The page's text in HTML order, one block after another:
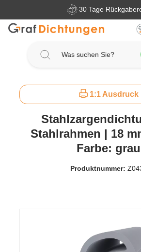
Zum Hauptinhalt springen30 Tage
1:1 Ausdruck
Stahlrahmen | 18
Farbe: grau
Produktnummer: